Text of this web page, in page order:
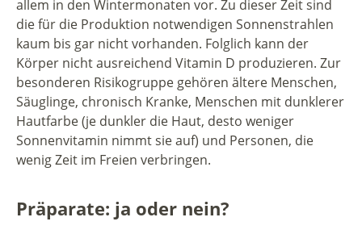
allem in den Wintermonaten vor. Zu dieser Zeit sind
die für die Produktion notwendigen Sonnenstrahlen
kaum bis gar nicht vorhanden. Folglich kann der
Körper nicht ausreichend Vitamin D produzieren. Zur
besonderen Risikogruppe gehören ältere Menschen,
Säuglinge, chronisch Kranke, Menschen mit dunklerer
Hautfarbe (je dunkler die Haut, desto weniger
Sonnenvitamin nimmt sie auf) und Personen, die
wenig Zeit im Freien verbringen.
Präparate: ja oder nein?